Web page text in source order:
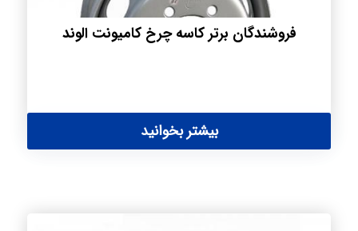
فروشندگان برتر کاسه چرخ کامیونت الوند
بیشتر بخوانید